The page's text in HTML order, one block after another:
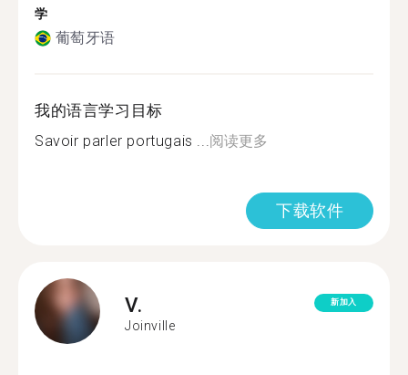
学
葡萄牙语
我的语言学习目标
Savoir parler portugais ...阅读更多
下载软件
V.
Joinville
新加入